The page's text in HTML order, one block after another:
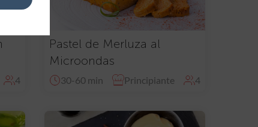
4
Pastel de Merluza al
Microondas
30-60 min Principiante 4